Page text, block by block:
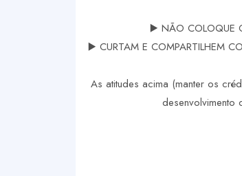
▶️ NÃO COLOQUE
▶️ CURTAM E COMPARTILHEM
As atitudes acima (manter os
desenvolvimento